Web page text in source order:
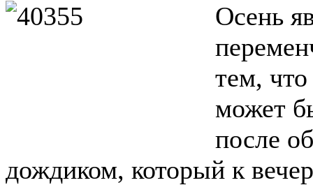
Осень
тем,
может
после
дождиком, который к